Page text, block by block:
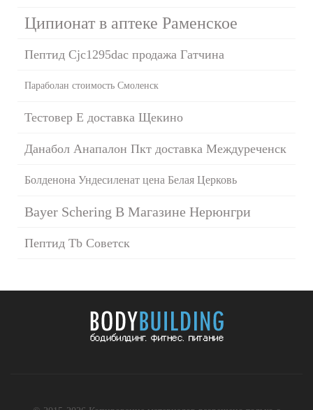
Ципионат в аптеке Раменское
Пептид Cjc1295dac продажа Гатчина
Параболан стоимость Смоленск
Тестовер Е доставка Щекино
Данабол Анапалон Пкт доставка Междуреченск
Болденона Ундесиленат цена Белая Церковь
Bayer Schering В Магазине Нерюнгри
Пептид Tb Советск